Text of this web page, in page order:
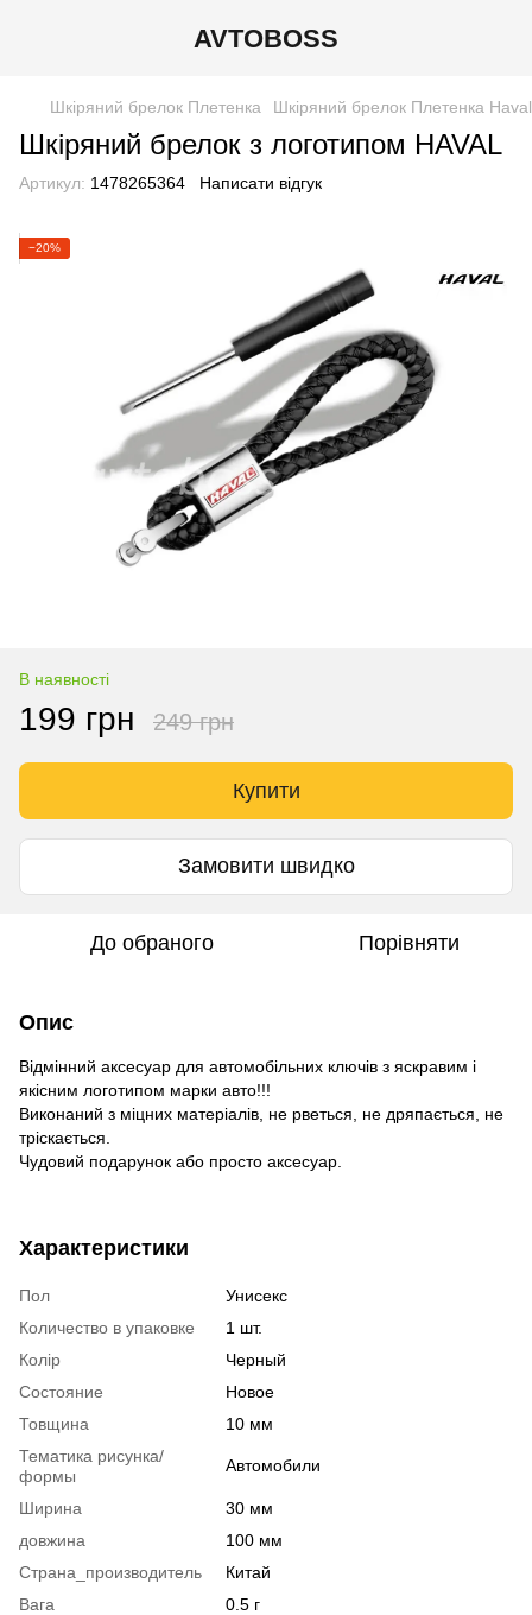
AVTOBOSS
Шкіряний брелок Плетенка Шкіряний брелок Плетенка Haval
Шкіряний брелок з логотипом HAVAL
Артикул: 1478265364 Написати відгук
−20%
В наявності
199 грн 249 грн
Купити
Замовити швидко
До обраного Порівняти
Опис
Відмінний аксесуар для автомобільних ключів з яскравим і
якісним логотипом марки авто!!!
Виконаний з міцних матеріалів, не рветься, не дряпається, не
тріскається.
Чудовий подарунок або просто аксесуар.
Характеристики
Пол
Унисекс
Количество в упаковке
1 шт.
Колір
Черный
Состояние
Новое
Товщина
10 мм
Тематика рисунка/
формы
Автомобили
Ширина
30 мм
довжина
100 мм
Страна_производитель
Китай
Вага
0.5 г